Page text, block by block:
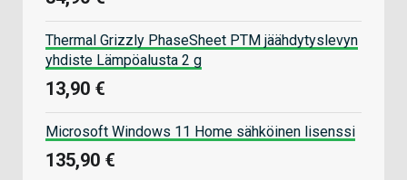
Thermal Grizzly PhaseSheet PTM jäähdytyslevyn
yhdiste Lämpöalusta 2 g
13,90 €
Microsoft Windows 11 Home sähköinen lisenssi
135,90 €